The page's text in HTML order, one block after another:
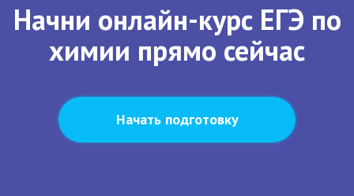
Начни онлайн-курс ЕГЭ по
химии прямо сейчас
Начать подготовку